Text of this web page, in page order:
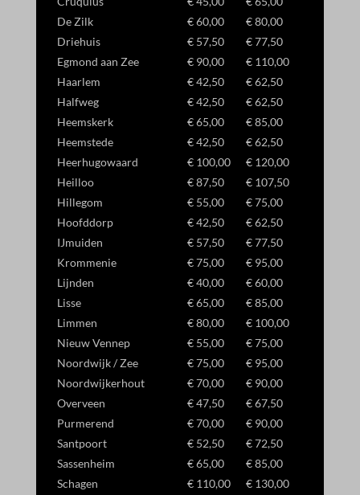
De Zilk
€ 60,00
€ 80,00
Driehuis
€ 57,50
€ 77,50
Egmond aan Zee
€ 90,00
€ 110,00
Haarlem
€ 42,50
€ 62,50
Halfweg
€ 42,50
€ 62,50
Heemskerk
€ 65,00
€ 85,00
Heemstede
€ 42,50
€ 62,50
Heerhugowaard
€ 100,00
€ 120,00
Heilloo
€ 87,50
€ 107,50
Hillegom
€ 55,00
€ 75,00
Hoofddorp
€ 42,50
€ 62,50
IJmuiden
€ 57,50
€ 77,50
Krommenie
€ 75,00
€ 95,00
Lijnden
€ 40,00
€ 60,00
Lisse
€ 65,00
€ 85,00
Limmen
€ 80,00
€ 100,00
Nieuw Vennep
€ 55,00
€ 75,00
Noordwijk / Zee
€ 75,00
€ 95,00
Noordwijkerhout
€ 70,00
€ 90,00
Overveen
€ 47,50
€ 67,50
Purmerend
€ 70,00
€ 90,00
Santpoort
€ 52,50
€ 72,50
Sassenheim
€ 65,00
€ 85,00
Schagen
€ 110,00
€ 130,00